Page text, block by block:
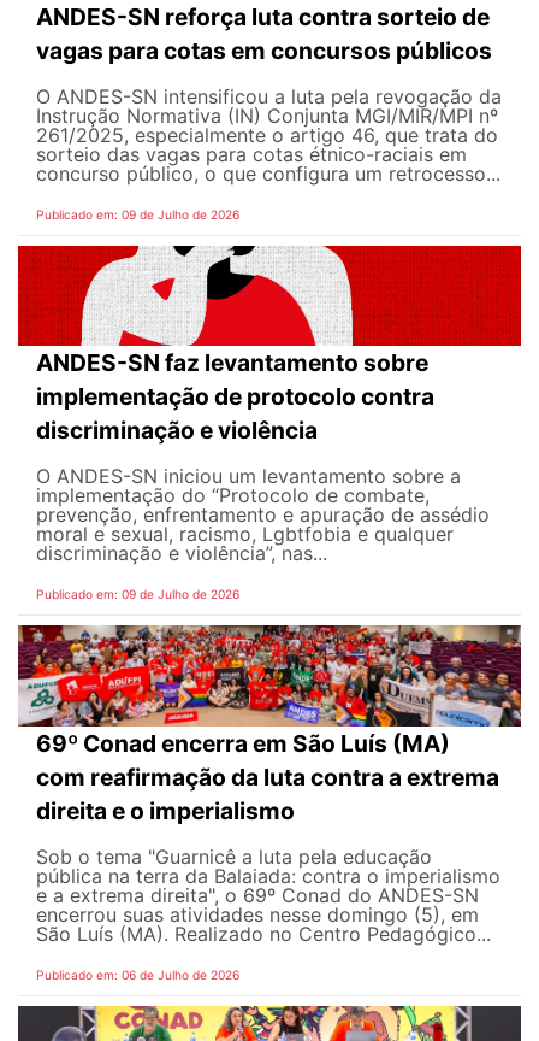
ANDES-SN reforça luta contra sorteio de
vagas para cotas em concursos públicos
O ANDES-SN intensificou a luta pela revogação da
Instrução Normativa (IN) Conjunta MGI/MIR/MPI nº
261/2025, especialmente o artigo 46, que trata do
sorteio das vagas para cotas étnico-raciais em
concurso público, o que configura um retrocesso...
Publicado em: 09 de Julho de 2026
ANDES-SN faz levantamento sobre
implementação de protocolo contra
discriminação e violência
O ANDES-SN iniciou um levantamento sobre a
implementação do “Protocolo de combate,
prevenção, enfrentamento e apuração de assédio
moral e sexual, racismo, Lgbtfobia e qualquer
discriminação e violência”, nas...
Publicado em: 09 de Julho de 2026
69º Conad encerra em São Luís (MA)
com reafirmação da luta contra a extrema
direita e o imperialismo
Sob o tema "Guarnicê a luta pela educação
pública na terra da Balaiada: contra o imperialismo
e a extrema direita", o 69º Conad do ANDES-SN
encerrou suas atividades nesse domingo (5), em
São Luís (MA). Realizado no Centro Pedagógico...
Publicado em: 06 de Julho de 2026